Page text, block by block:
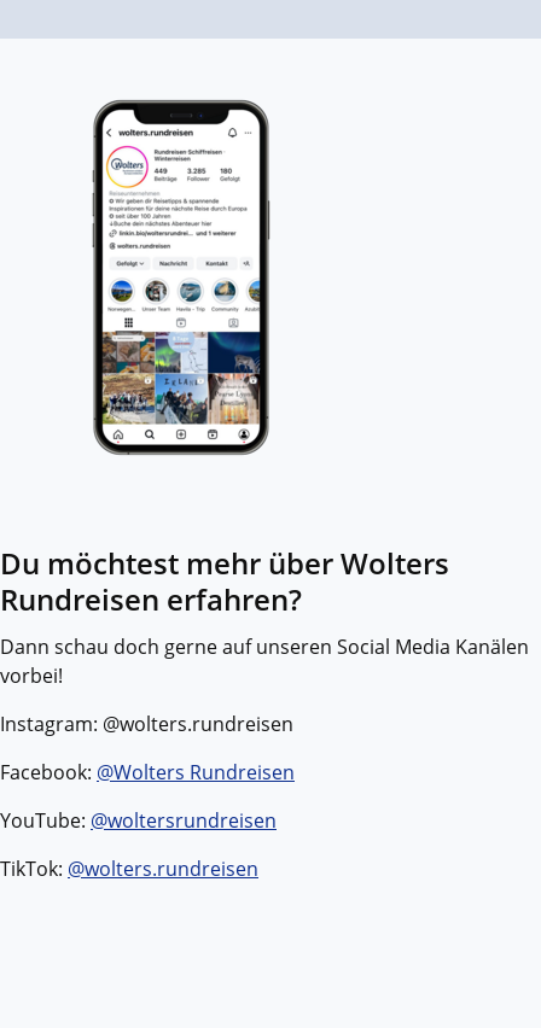
Du möchtest mehr über Wolters
Rundreisen erfahren?
Dann schau doch gerne auf unseren Social Media Kanälen
vorbei!
Instagram: @wolters.rundreisen
Facebook: @Wolters Rundreisen
YouTube: @woltersrundreisen
TikTok: @wolters.rundreisen